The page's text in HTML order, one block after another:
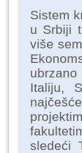
Sistem
u Srbiji
više
Italiju,
sledeći